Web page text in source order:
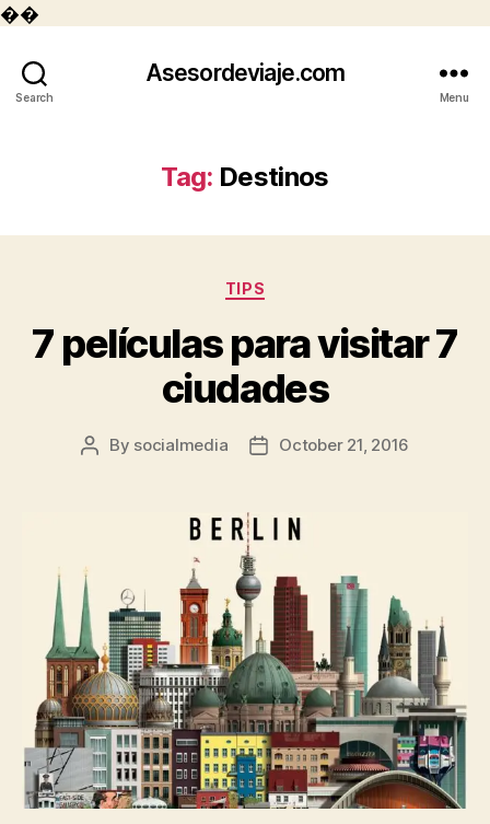
��
Search
Asesordeviaje.com
Menu
Tag: Destinos
Categories
TIPS
7 películas para visitar 7
ciudades
Post
By socialmedia
PostOctober 21, 2016